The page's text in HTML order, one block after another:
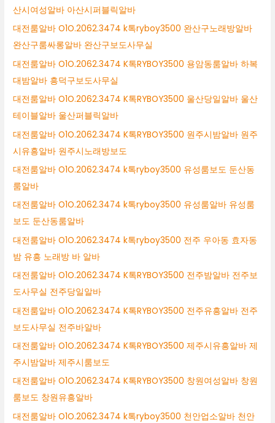
산시여성알바 아산시퍼블릭알바
대전룸알바 O1O.2062.3474 k톡ryboy3500 완산구노래방알바
완산구룸싸롱알바 완산구보도사무실
대전룸알바 O1O.2062.3474 K톡RYBOY3500 용암동룸알바 하복
대밤알바 흥덕구보도사무실
대전룸알바 O1O.2062.3474 K톡RYBOY3500 울산당일알바 울산
테이블알바 울산퍼블릭알바
대전룸알바 O1O.2062.3474 K톡RYBOY3500 원주시밤알바 원주
시유흥알바 원주시노래방보도
대전룸알바 O1O.2062.3474 k톡ryboy3500 유성룸보도 둔산동
룸알바
대전룸알바 O1O.2062.3474 k톡ryboy3500 유성룸알바 유성룸
보도 둔산동룸알바
대전룸알바 O1O.2062.3474 k톡ryboy3500 전주 우아동 효자동
밤 유흥 노래방 바 알바
대전룸알바 O1O.2062.3474 K톡RYBOY3500 전주밤알바 전주보
도사무실 전주당일알바
대전룸알바 O1O.2062.3474 K톡RYBOY3500 전주유흥알바 전주
보도사무실 전주바알바
대전룸알바 O1O.2062.3474 K톡RYBOY3500 제주시유흥알바 제
주시밤알바 제주시룸보도
대전룸알바 O1O.2062.3474 K톡RYBOY3500 창원여성알바 창원
룸보도 창원유흥알바
대전룸알바 O1O.2062.3474 k톡ryboy3500 천안업소알바 천안